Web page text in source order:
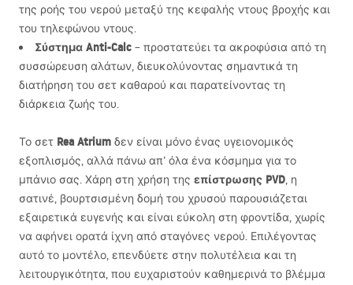
της ροής του νερού μεταξύ της κεφαλής ντους βροχής και
του τηλεφώνου ντους.
Σύστημα Anti-Calc – προστατεύει τα ακροφύσια από τη
συσσώρευση αλάτων, διευκολύνοντας σημαντικά τη
διατήρηση του σετ καθαρού και παρατείνοντας τη
διάρκεια ζωής του.
Το σετ Rea Atrium δεν είναι μόνο ένας υγειονομικός
εξοπλισμός, αλλά πάνω απ’ όλα ένα κόσμημα για το
μπάνιο σας. Χάρη στη χρήση της επίστρωσης PVD, η
σατινέ, βουρτσισμένη δομή του χρυσού παρουσιάζεται
εξαιρετικά ευγενής και είναι εύκολη στη φροντίδα, χωρίς
να αφήνει ορατά ίχνη από σταγόνες νερού. Επιλέγοντας
αυτό το μοντέλο, επενδύετε στην πολυτέλεια και τη
λειτουργικότητα, που ευχαριστούν καθημερινά το βλέμμα